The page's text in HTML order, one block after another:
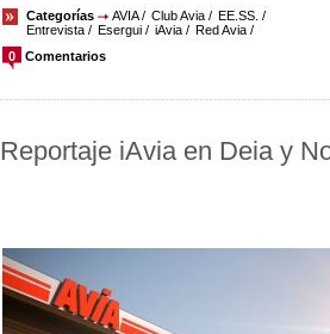
Categorías AVIA Club Avia
EE.SS.
Entrevista
Esergui iAvia
Red Avia
0
Comentarios
Reportaje iAvia en Deia y